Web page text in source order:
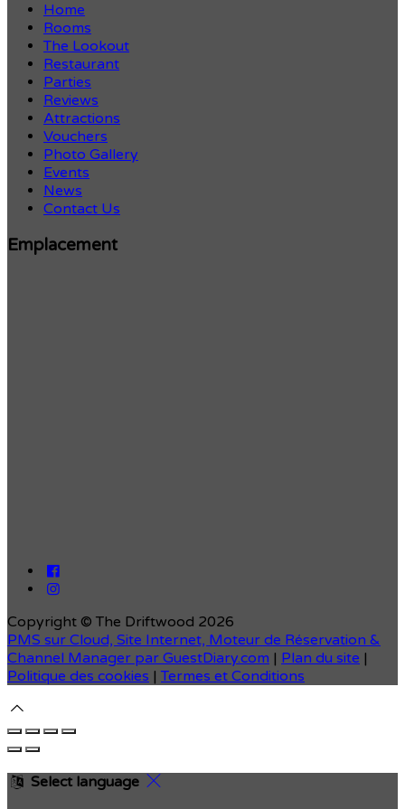
Home
Rooms
The Lookout
Restaurant
Parties
Reviews
Attractions
Vouchers
Photo Gallery
Events
News
Contact Us
Emplacement
Copyright © The Driftwood 2026
PMS sur Cloud, Site Internet, Moteur de Réservation &
Channel Manager par GuestDiary.com | Plan du site |
Politique des cookies | Termes et Conditions
Select language